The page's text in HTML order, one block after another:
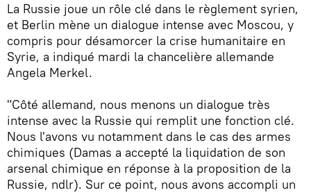
La Russie joue un rôle clé dans le règlement syrien,
et Berlin mène un dialogue intense avec Moscou, y
compris pour désamorcer la crise humanitaire en
Syrie, a indiqué mardi la chancelière allemande
Angela Merkel.
"Côté allemand, nous menons un dialogue très
intense avec la Russie qui remplit une fonction clé.
Nous l'avons vu notamment dans le cas des armes
chimiques (Damas a accepté la liquidation de son
arsenal chimique en réponse à la proposition de la
Russie, ndlr). Sur ce point, nous avons accompli un